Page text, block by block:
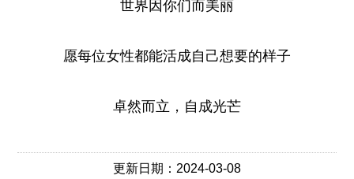
世界因你们而美丽
愿每位女性都能活成自己想要的样子
卓然而立，自成光芒
更新日期：2024-03-08